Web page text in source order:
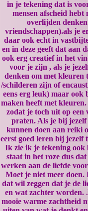
in je tekening dat is
mensen afscheid hebt
overlijden
vriendschappen).als je
daar ook echt in
en in deze geeft dat aan
ook erg creatief in het
voor je zijn , als je
denken om met kleuren
/schilderen zijn of
eens erg leuk) maar ook
maken heeft met
zodat je toch uit op
praten. Als je bij
kunnen doen aan reiki
eerst goed leren bij jezelf
Ik zie ik je tekening ook
staat in het roze dus
werken aan de liefde
Moet je niet meer doen.
dat wil zeggen dat je de
en wat zachter worden.
mooie warme zachtheid